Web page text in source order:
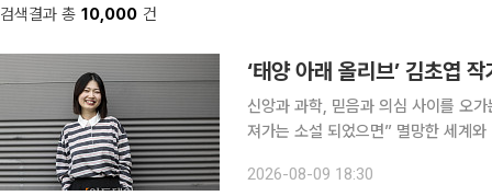
검색결과 총 10,000 건
신앙과 과학, 믿음과 의심 사이를 오
져가는 소설 되었으면” 멸망한 세계와 비인간 존재를 상상해온 김초엽 작가가 세 번째 장편소설 ‘태
람이 부딪히고 흔들리며 관계를 복원
2026-08-09 18:30